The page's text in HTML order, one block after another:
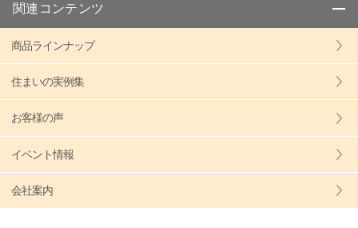
関連コンテンツ
商品ラインナップ
住まいの実例集
お客様の声
イベント情報
会社案内